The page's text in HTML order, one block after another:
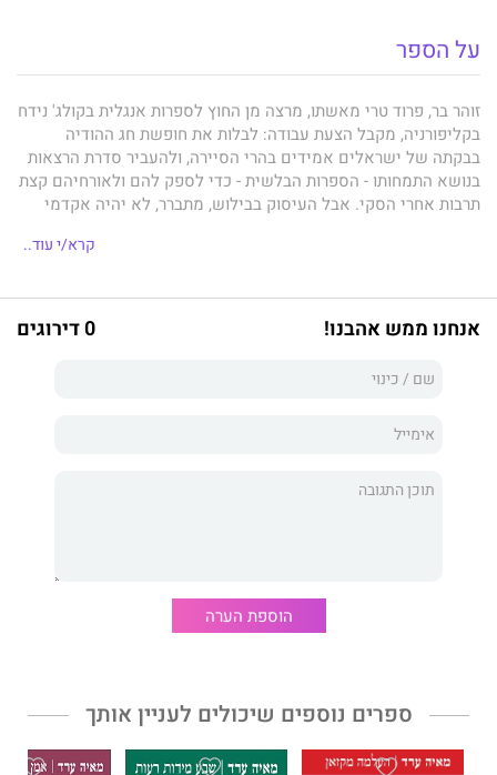
על הספר
זוהר בר, פרוד טרי מאשתו, מרצה מן החוץ לספרות אנגלית בקולג' נידח
בקליפורניה, מקבל הצעת עבודה: לבלות את חופשת חג ההודיה
בבקתה של ישראלים אמידים בהרי הסיירה, ולהעביר סדרת הרצאות
בנושא התמחותו - הספרות הבלשית - כדי לספק להם ולאורחיהם קצת
תרבות אחרי הסקי. אבל העיסוק בבילוש, מתברר, לא יהיה אקדמי
ותגליות שלא היה מוכן להם. הרחק בהרים המעצורים נפרצים, והאמת,
שאחד מהאורחים הוא רוצח? כמו ביצירותיה הקודמות,מאיה ערד
מתכתבת בספרה עם הקלאסיקה העולמית, והפעם עם הקלאסיקה
של הספרות הבלשית. זהו ספר של תעלומה בלשית, שהוא גם ספר
אהבה לספרות הבלשית. וזהו גם ספר על אהבה, שנאה, קנאה וכל
מנעד הרגשות שביניהם: הרגשות המביאים בני אדם עד סף הפשע
אחת. ספר מעורר מחשבה המקפל בתוכו הנאה עצומה.
קרא/י עוד..
אנחנו ממש אהבנו! 0 דירוגים
הוספת הערה
ספרים נוספים שיכולים לעניין אותך